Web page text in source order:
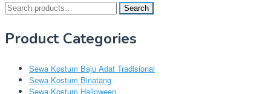
Search
for:
Search
Product Categories
Sewa Kostum Baju Adat Tradisional
Sewa Kostum Binatang
Sewa Kostum Halloween